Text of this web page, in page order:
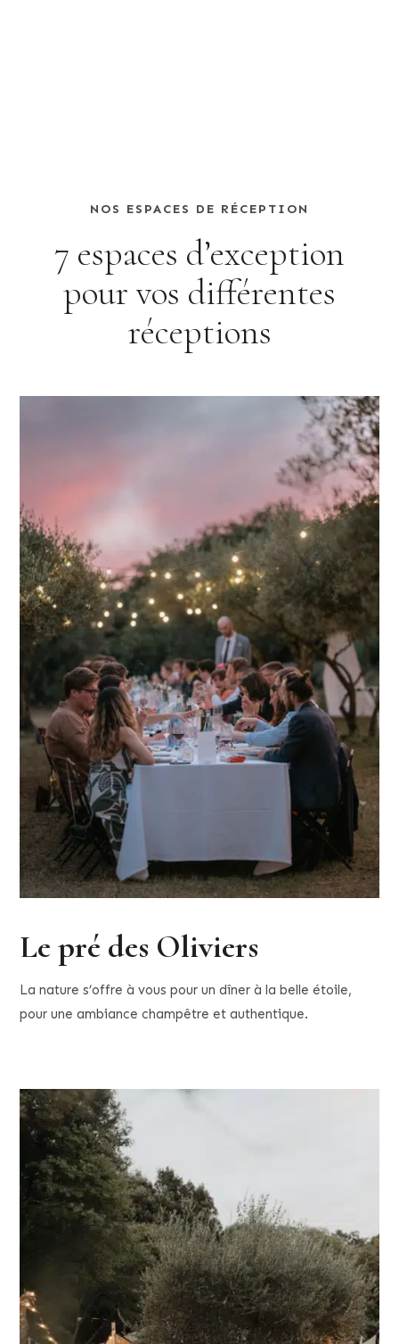
NOS ESPACES DE RÉCEPTION
7 espaces d’exception
pour vos différentes
réceptions
Le pré des Oliviers
La nature s’offre à vous pour un dîner à la belle étoile,
pour une ambiance champêtre et authentique.